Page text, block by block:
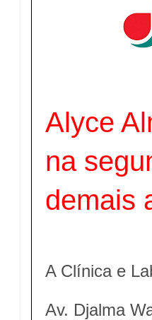
Alyce
na
demais
A Clínica e
Av. Djalma